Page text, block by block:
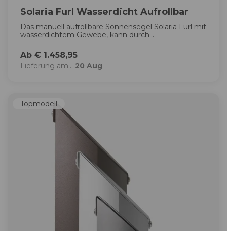
Solaria Furl Wasserdicht Aufrollbar
Das manuell aufrollbare Sonnensegel Solaria Furl mit
wasserdichtem Gewebe, kann durch...
Ab € 1.458,95
Lieferung am... 20 Aug
Topmodell